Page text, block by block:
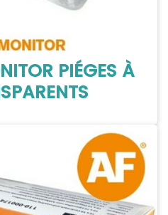
PIÉGES À